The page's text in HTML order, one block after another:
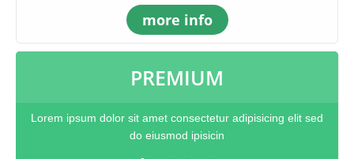
more info
PREMIUM
Lorem ipsum dolor sit amet consectetur adipisicing elit sed
do eiusmod ipisicin